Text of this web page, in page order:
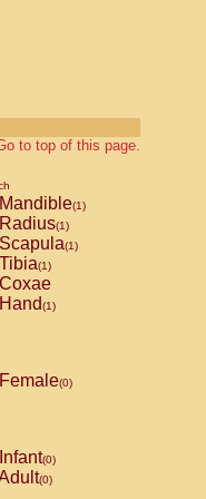
to top of this page.
Mandible(1)
Radius(1)
Scapula(1)
Tibia(1)
Coxae
Hand(1)
Female(0)
Infant(0)
(0)